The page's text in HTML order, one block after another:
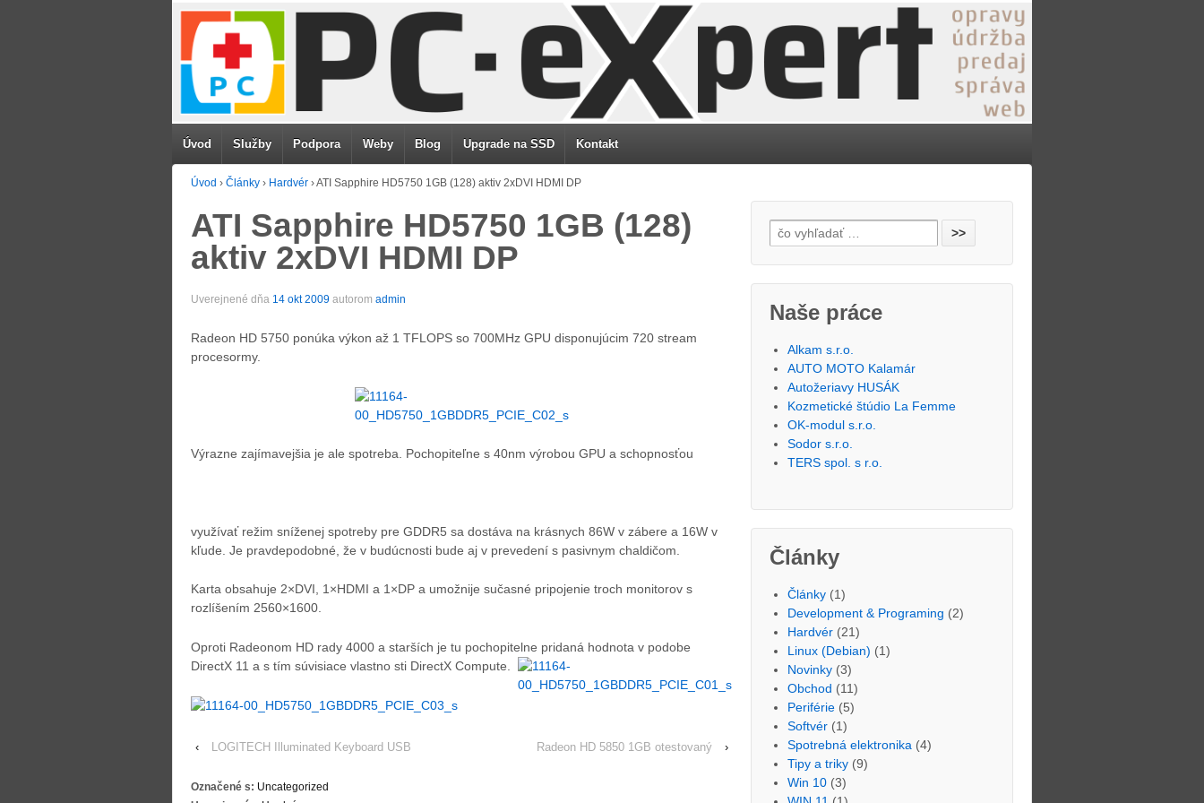
Úvod Služby Podpora Weby Blog Upgrade na SSD Kontakt
Úvod › Články › Hardvér ›ATI Sapphire HD5750 1GB (128) aktiv 2xDVI HDMI DP
ATI Sapphire HD5750 1GB (128)
aktiv 2xDVI HDMI DP
Uverejnené dňa 14 okt 2009 autorom admin
Radeon HD 5750 ponúka výkon až 1 TFLOPS so 700MHz GPU disponujúcim 720 stream
procesormy.
Výrazne zajímavejšia je ale spotreba. Pochopiteľne s 40nm výrobou GPU a schopnosťou
využívať režim sníženej spotreby pre GDDR5 sa dostáva na krásnych 86W v zábere a 16W v
kľude. Je pravdepodobné, že v budúcnosti bude aj v prevedení s pasivnym chaldičom.
Karta obsahuje 2×DVI, 1×HDMI a 1×DP a umožnije sučasné pripojenie troch monitorov s
rozlíšením 2560×1600.
Oproti Radeonom HD rady 4000 a starších je tu pochopitelne pridaná hodnota v podobe
DirectX 11 a s tím súvisiace vlastno sti DirectX Compute.
‹ LOGITECH Illuminated Keyboard USB Radeon HD 5850 1GB otestovaný ›
Označené s: Uncategorized
Naše práce
Alkam s.r.o.
AUTO MOTO Kalamár
Autožeriavy HUSÁK
Kozmetické štúdio La Femme
OK-modul s.r.o.
Sodor s.r.o.
TERS spol. s r.o.
Články
Články (1)
Development & Programing (2)
Hardvér (21)
Linux (Debian) (1)
Novinky (3)
Obchod (11)
Periférie (5)
Softvér (1)
Spotrebná elektronika (4)
Tipy a triky (9)
Win 10 (3)